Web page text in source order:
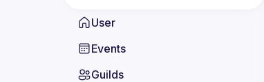
User
Events
Guilds